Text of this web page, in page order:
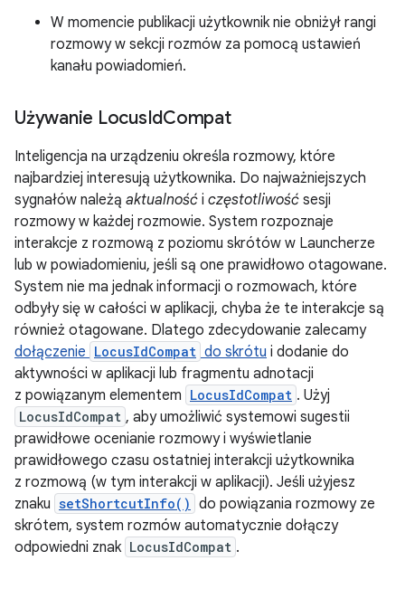
W momencie publikacji użytkownik nie obniżył rangi
rozmowy w sekcji rozmów za pomocą ustawień
kanału powiadomień.
Używanie LocusIdCompat
Inteligencja na urządzeniu określa rozmowy, które
najbardziej interesują użytkownika. Do najważniejszych
sygnałów należą aktualność i częstotliwość sesji
rozmowy w każdej rozmowie. System rozpoznaje
interakcje z rozmową z poziomu skrótów w Launcherze
lub w powiadomieniu, jeśli są one prawidłowo otagowane.
System nie ma jednak informacji o rozmowach, które
odbyły się w całości w aplikacji, chyba że te interakcje są
również otagowane. Dlatego zdecydowanie zalecamy
dołączenie LocusIdCompat do skrótu i dodanie do
aktywności w aplikacji lub fragmentu adnotacji
z powiązanym elementem LocusIdCompat . Użyj
LocusIdCompat , aby umożliwić systemowi sugestii
prawidłowe ocenianie rozmowy i wyświetlanie
prawidłowego czasu ostatniej interakcji użytkownika
z rozmową (w tym interakcji w aplikacji). Jeśli użyjesz
znaku setShortcutInfo() do powiązania rozmowy ze
skrótem, system rozmów automatycznie dołączy
odpowiedni znak LocusIdCompat .